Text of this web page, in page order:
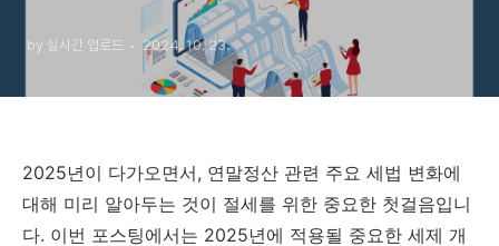
by 실시간 업로드 2024. 10. 23.
2025년이 다가오면서, 연말정산 관련 주요 세법 변화에
대해 미리 알아두는 것이 절세를 위한 중요한 첫걸음입니
다. 이번 포스팅에서는 2025년에 적용될 중요한 세제 개